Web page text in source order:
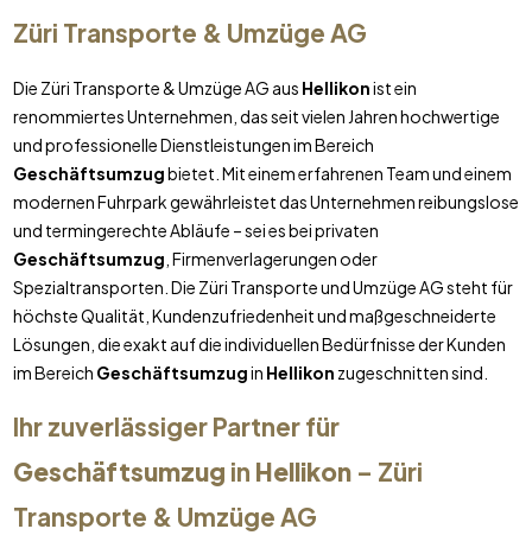
Züri Transporte & Umzüge AG
Die Züri Transporte & Umzüge AG aus Hellikonist ein
renommiertes Unternehmen, das seit vielen Jahren hochwertige
und professionelle Dienstleistungen im Bereich
Geschäftsumzugbietet. Mit einem erfahrenen Team und einem
modernen Fuhrpark gewährleistet das Unternehmen reibungslose
und termingerechte Abläufe – sei es bei privaten
Geschäftsumzug , Firmenverlagerungen oder
Spezialtransporten. Die Züri Transporte und Umzüge AG steht für
höchste Qualität, Kundenzufriedenheit und maßgeschneiderte
Lösungen, die exakt auf die individuellen Bedürfnisse der Kunden
im Bereich Geschäftsumzugin Hellikon zugeschnitten sind.
Ihr zuverlässiger Partner für
Geschäftsumzug in Hellikon– Züri
Transporte & Umzüge AG